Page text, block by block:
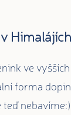
Himalájích
ve
forma
teď